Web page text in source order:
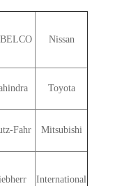
Nissan
Toyota
Fahr Mitsubishi
International